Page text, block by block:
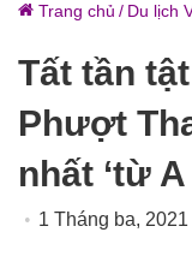
Trang chủ / Du lịch
Tất tần
Phượt
nhất ‘từ A
1 Tháng ba, 2021